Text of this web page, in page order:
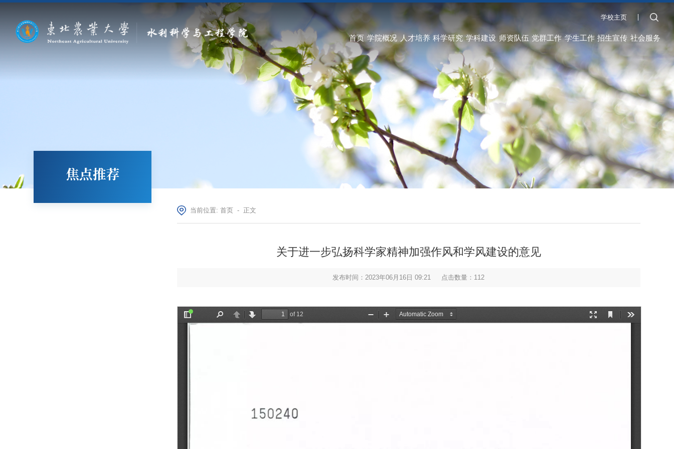
学校主页
首页 学院概况 人才培养 科学研究 学科建设 师资队伍 党群工作 学生工作 招生宣传 社会服务
焦点推荐
当前位置: 首页- 正文
关于进一步弘扬科学家精神加强作风和学风建设的意见
发布时间：2023年06月16日 09:21 点击数量： 112